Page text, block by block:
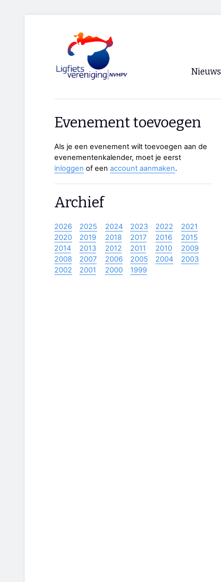
Nieuws
Archief
RSS
Evenement toevoegen
Als je een evenement wilt toevoegen aan de
evenementenkalender, moet je eerst
inloggen of een account aanmaken.
Archief
2026 2025 2024 2023 2022
2021
2020
2019 2018 2017 2016
2015
2014
2013 2012 2011 2010
2009
2008
2007 2006 2005 2004
2003
2002
2001 2000 1999